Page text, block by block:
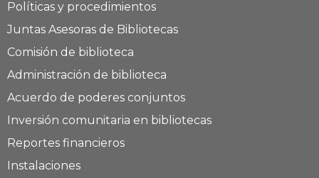
Políticas y procedimientos
Juntas Asesoras de Bibliotecas
Comisión de biblioteca
Administración de biblioteca
Acuerdo de poderes conjuntos
Inversión comunitaria en bibliotecas
Reportes financieros
Instalaciones